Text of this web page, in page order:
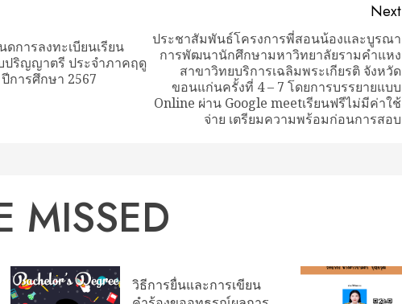
Previous
post:
ดการลงทะเบียนเรียน
ปริญญาตรี ประจำภาคฤดู
การศึกษา 2567
Next
post:
ประชาสัมพันธ์โครงการพี่สอนน้องและบูรณา
การพัฒนานักศึกษามหาวิทยาลัยรามคำแหง
สาขาวิทยบริการเฉลิมพระเกียรติ จังหวัด
ขอนแก่นครั้งที่ 4 – 7 โดยการบรรยายแบบ
Online ผ่าน Google meetเรียนฟรีไม่มีค่าใช้
จ่าย เตรียมความพร้อมก่อนการสอบ
MISSED
วิธีการยื่นและการเขียน